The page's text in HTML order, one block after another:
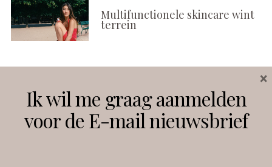
Multifunctionele skincare wint
terrein
Instagram Facebook
Ik wil me graag aanmelden
voor de E-mail nieuwsbrief
×